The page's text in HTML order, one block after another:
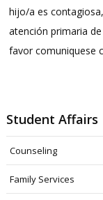
hijo/a es
atención primaria
favor comuniquese
Student Affairs
Counseling
Family Services